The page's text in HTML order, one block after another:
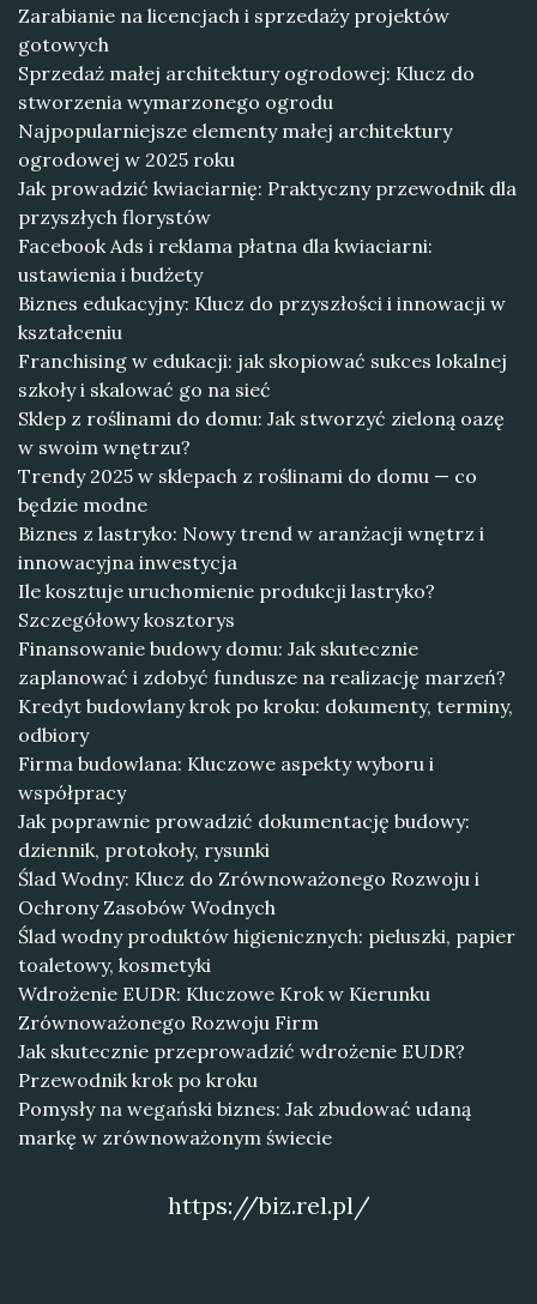
Zarabianie na licencjach i sprzedaży projektów
gotowych
Sprzedaż małej architektury ogrodowej: Klucz do
stworzenia wymarzonego ogrodu
Najpopularniejsze elementy małej architektury
ogrodowej w 2025 roku
Jak prowadzić kwiaciarnię: Praktyczny przewodnik dla
przyszłych florystów
Facebook Ads i reklama płatna dla kwiaciarni:
ustawienia i budżety
Biznes edukacyjny: Klucz do przyszłości i innowacji w
kształceniu
Franchising w edukacji: jak skopiować sukces lokalnej
szkoły i skalować go na sieć
Sklep z roślinami do domu: Jak stworzyć zieloną oazę
w swoim wnętrzu?
Trendy 2025 w sklepach z roślinami do domu — co
będzie modne
Biznes z lastryko: Nowy trend w aranżacji wnętrz i
innowacyjna inwestycja
Ile kosztuje uruchomienie produkcji lastryko?
Szczegółowy kosztorys
Finansowanie budowy domu: Jak skutecznie
zaplanować i zdobyć fundusze na realizację marzeń?
Kredyt budowlany krok po kroku: dokumenty, terminy,
odbiory
Firma budowlana: Kluczowe aspekty wyboru i
współpracy
Jak poprawnie prowadzić dokumentację budowy:
dziennik, protokoły, rysunki
Ślad Wodny: Klucz do Zrównoważonego Rozwoju i
Ochrony Zasobów Wodnych
Ślad wodny produktów higienicznych: pieluszki, papier
toaletowy, kosmetyki
Wdrożenie EUDR: Kluczowe Krok w Kierunku
Zrównoważonego Rozwoju Firm
Jak skutecznie przeprowadzić wdrożenie EUDR?
Przewodnik krok po kroku
Pomysły na wegański biznes: Jak zbudować udaną
markę w zrównoważonym świecie
https://biz.rel.pl/